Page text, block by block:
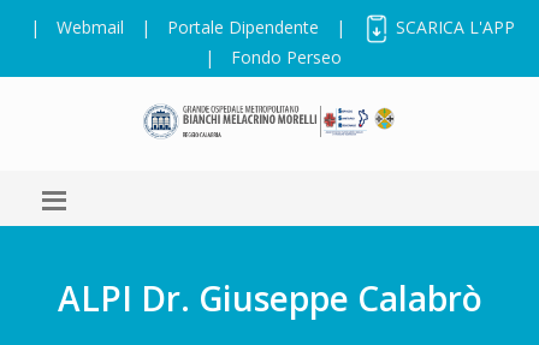
| Webmail | Portale Dipendente |
SCARICA L'APP
|
Fondo Perseo
ALPI Dr. Giuseppe Calabrò